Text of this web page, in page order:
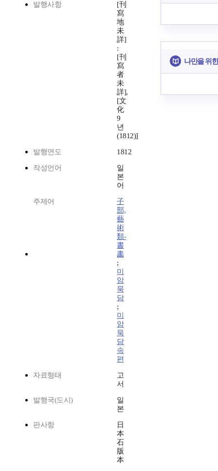
발행사항
[刊
寫
地
未
詳]
:
[刊
寫
者
未
詳],
[文
化
9
년
(1812)]
발행연도 1812
작성언어
일
본
어
주제어
子
部,
藝
術
類-
書
畵
;
미
암
묵
담
;
미
암
묵
담
속
편
자료형태
고
서
발행국(도시)
일
본
판사항
日
本
石
版
本
나만을 위